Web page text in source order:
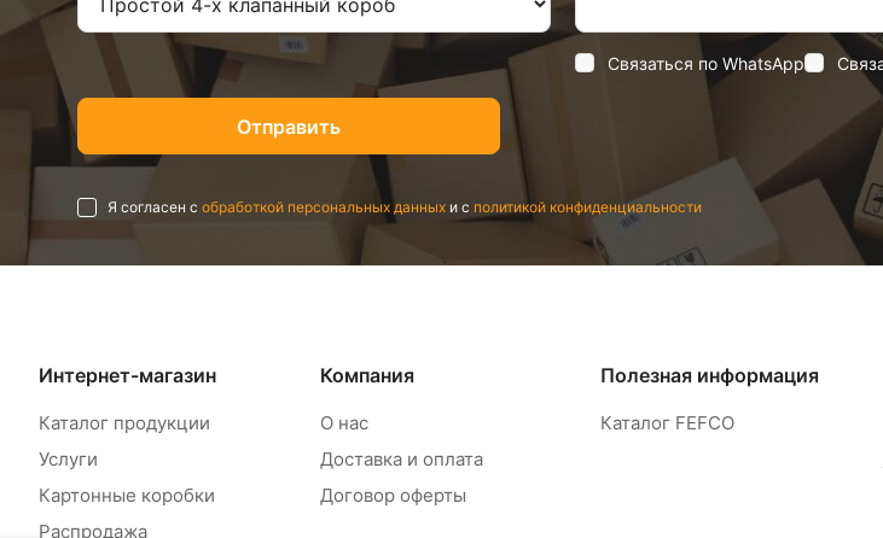
Связаться по WhatsApp
Я согласен с обработкой персональных данных и с политикой конфиденциальности
Интернет-магазин
Каталог продукции
Услуги
Картонные коробки
Распродажа
Компания
О нас
Доставка и оплата
Договор оферты
Полезная информация
Каталог FEFCO